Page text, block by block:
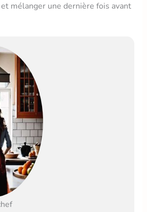
mélanger une dernière fois avant